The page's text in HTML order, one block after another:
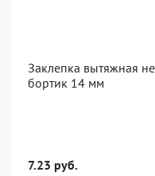
Заклепка вытяжная
бортик 14 мм
7.23 руб.